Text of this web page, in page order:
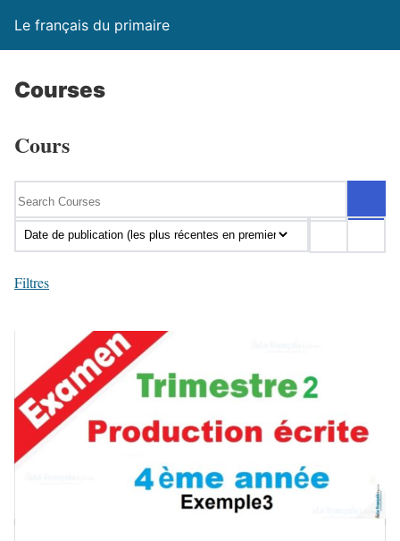
Le français du primaire
Courses
Cours
Filtres